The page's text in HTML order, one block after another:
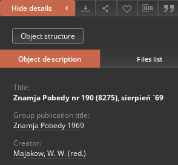
Hide details
Object structure
Object description Files list
Title:
Znamja Pobedy nr 190 (8275), sierpień `69
Group publication title:
Znamja Pobedy 1969
Creator:
Majakow, W. W. (red.)